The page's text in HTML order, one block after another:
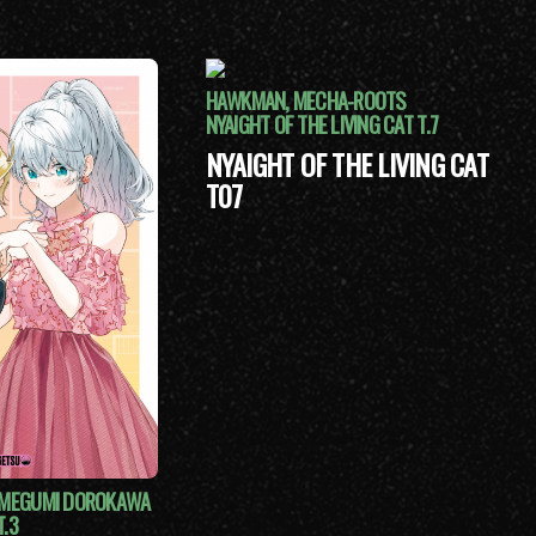
DOROKAWA
HAWKMAN, MECHA-ROOTS
NYAIGHT OF THE LIVING CAT T.7
NYAIGHT OF THE LIVING CAT
T07